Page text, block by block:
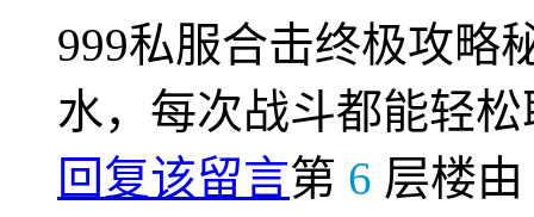
999私服合击终极攻略
水，每次战斗都能轻
回复该留言第 6 层楼由